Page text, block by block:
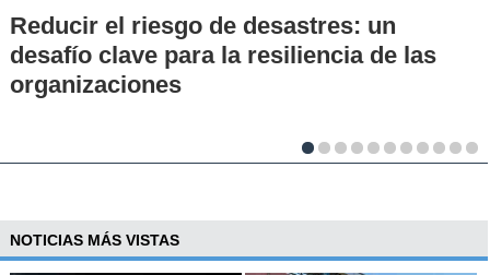
Los 70 años de la Carrera de Química de
la UC: Conoce su historia, hitos y aporte
al desarrollo científico del país
NOTICIAS MÁS VISTAS